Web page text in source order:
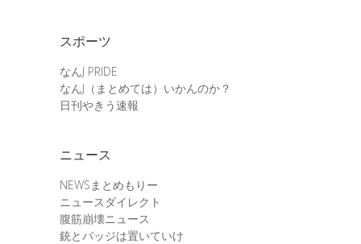
スポーツ
なんJ PRIDE
なんJ（まとめては）いかんのか？
日刊やきう速報
ニュース
NEWSまとめもりー
ニュースダイレクト
腹筋崩壊ニュース
銃とバッジは置いていけ